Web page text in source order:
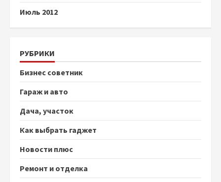
Июль 2012
РУБРИКИ
Бизнес советник
Гараж и авто
Дача, участок
Как выбрать гаджет
Новости плюс
Ремонт и отделка